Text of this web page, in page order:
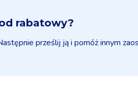
rabatowy?
prześlij ją i pomóż innym